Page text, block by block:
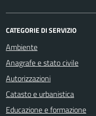
CATEGORIE DI SERVIZIO
Ambiente
Anagrafe e stato civile
Autorizzazioni
Catasto e urbanistica
Educazione e formazione